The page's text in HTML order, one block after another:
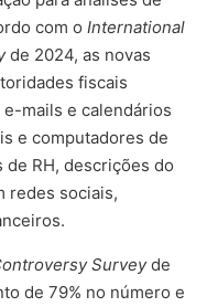
com oInternational
de 2024, as novas
fiscais
mails e calendários
e computadores de
RH, descrições do
redes sociais,
Surveyde
de 79% no número e